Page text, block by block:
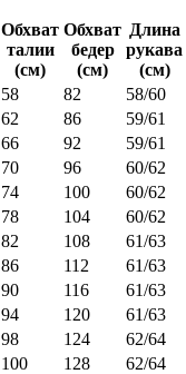
Обхват
талии
(см)
Обхват
бедер
(см)
Длина
рукава
(см)
58 82
58/60
62 86
59/61
66 92
59/61
70 96
60/62
74 100
60/62
78 104
60/62
82 108
61/63
86 112
61/63
90 116
61/63
94 120
61/63
98 124
62/64
100 128
62/64